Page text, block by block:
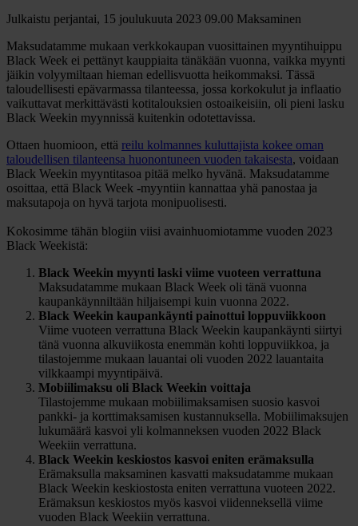
Julkaistu perjantai, 15 joulukuuta 2023 09.00 Maksaminen
Maksudatamme mukaan verkkokaupan vuosittainen myyntihuippu
Black Week ei pettänyt kauppiaita tänäkään vuonna, vaikka myynti
jäikin volyymiltaan hieman edellisvuotta heikommaksi. Tässä
taloudellisesti epävarmassa tilanteessa, jossa korkokulut ja inflaatio
vaikuttavat merkittävästi kotitalouksien ostoaikeisiin, oli pieni lasku
Black Weekin myynnissä kuitenkin odotettavissa.
Ottaen huomioon, että reilu kolmannes kuluttajista kokee oman
taloudellisen tilanteensa huonontuneen vuoden takaisesta, voidaan
Black Weekin myyntitasoa pitää melko hyvänä. Maksudatamme
osoittaa, että Black Week -myyntiin kannattaa yhä panostaa ja
maksutapoja on hyvä tarjota monipuolisesti.
Kokosimme tähän blogiin viisi avainhuomiotamme vuoden 2023
Black Weekistä:
Black Weekin myynti laski viime vuoteen verrattuna
Maksudatamme mukaan Black Week oli tänä vuonna
kaupankäynniltään hiljaisempi kuin vuonna 2022.
Black Weekin kaupankäynti painottui loppuviikkoon
Viime vuoteen verrattuna Black Weekin kaupankäynti siirtyi
tänä vuonna alkuviikosta enemmän kohti loppuviikkoa, ja
tilastojemme mukaan lauantai oli vuoden 2022 lauantaita
vilkkaampi myyntipäivä.
Mobiilimaksu oli Black Weekin voittaja
Tilastojemme mukaan mobiilimaksamisen suosio kasvoi
pankki- ja korttimaksamisen kustannuksella. Mobiilimaksujen
lukumäärä kasvoi yli kolmanneksen vuoden 2022 Black
Weekiin verrattuna.
Black Weekin keskiostos kasvoi eniten erämaksulla
Erämaksulla maksaminen kasvatti maksudatamme mukaan
Black Weekin keskiostosta eniten verrattuna vuoteen 2022.
Erämaksun keskiostos myös kasvoi viidenneksellä viime
vuoden Black Weekiin verrattuna.